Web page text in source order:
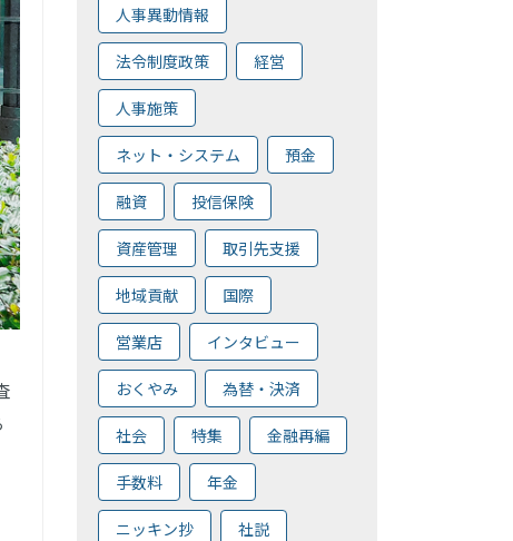
人事異動情報
法令制度政策 経営
人事施策
ネット・システム 預金
融資 投信保険
資産管理 取引先支援
地域貢献 国際
営業店 インタビュー
おくやみ 為替・決済
社会 特集 金融再編
手数料 年金
ニッキン抄 社説